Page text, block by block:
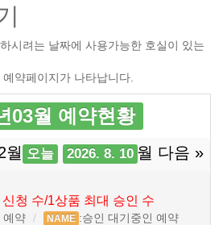
시려는 날짜에 사용가능한 호실이 있는
약페이지가 나타납니다.
03월 예약현황
월 2025년 04월 다음 »
오늘 2026. 8. 10
청 수/1상품 최대 승인 수
예약 NAME :승인 대기중인 예약